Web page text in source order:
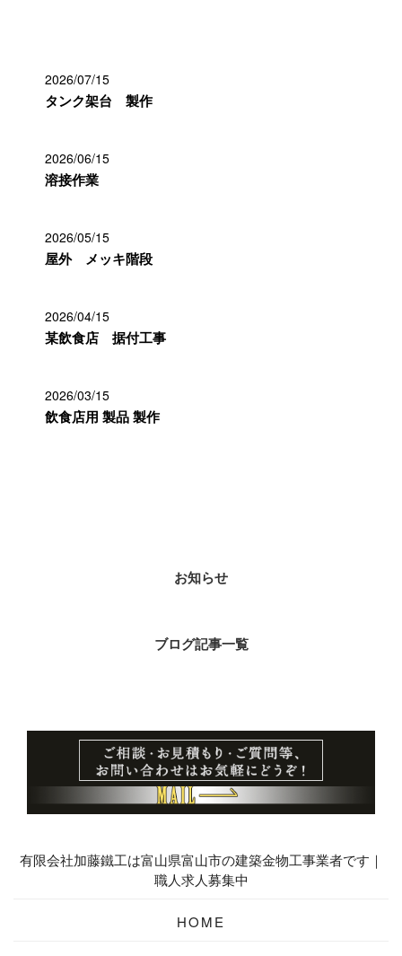
2026/07/15
タンク架台 製作
2026/06/15
溶接作業
2026/05/15
屋外 メッキ階段
2026/04/15
某飲食店 据付工事
2026/03/15
飲食店用 製品 製作
お知らせ
ブログ記事一覧
有限会社加藤鐵工は富山県富山市の建築金物工事業者です｜
職人求人募集中
HOME